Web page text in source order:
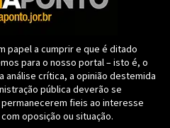
papel a cumprir e que é ditado
para o nosso portal – isto é, o
análise crítica, a opinião destemida
pública deverão se
fieis ao interesse
oposição ou situação.